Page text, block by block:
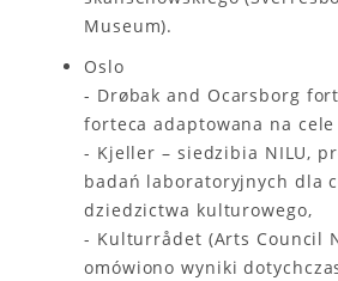
Museum).
Oslo
- Drøbak and Ocarsborg
forteca adaptowana na
- Kjeller – siedzibia NILU,
badań laboratoryjnych dla
dziedzictwa kulturowego,
- Kulturrådet (Arts Council
omówiono wyniki